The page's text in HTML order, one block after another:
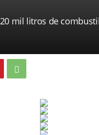
20 mil litros de